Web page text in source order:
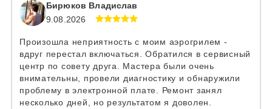
Бирюков Владислав
9.08.2026
Произошла неприятность с моим аэрогрилем -
вдруг перестал включаться. Обратился в сервисный
центр по совету друга. Мастера были очень
внимательны, провели диагностику и обнаружили
проблему в электронной плате. Ремонт занял
несколько дней, но результатом я доволен.